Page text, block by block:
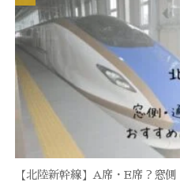
【北陸新幹線】A席・E席？窓